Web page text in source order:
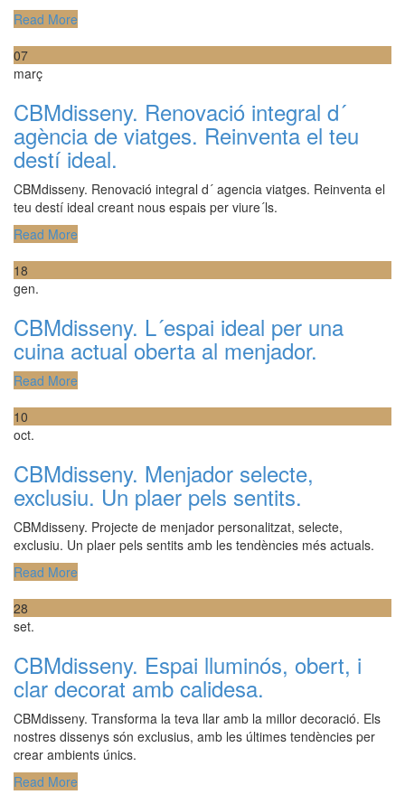
Read More
07
març
CBMdisseny. Renovació integral d´
agència de viatges. Reinventa el teu
destí ideal.
CBMdisseny. Renovació integral d´ agencia viatges. Reinventa el
teu destí ideal creant nous espais per viure´ls.
Read More
18
gen.
CBMdisseny. L´espai ideal per una
cuina actual oberta al menjador.
Read More
10
oct.
CBMdisseny. Menjador selecte,
exclusiu. Un plaer pels sentits.
CBMdisseny. Projecte de menjador personalitzat, selecte,
exclusiu. Un plaer pels sentits amb les tendències més actuals.
Read More
28
set.
CBMdisseny. Espai lluminós, obert, i
clar decorat amb calidesa.
CBMdisseny. Transforma la teva llar amb la millor decoració. Els
nostres dissenys són exclusius, amb les últimes tendències per
crear ambients únics.
Read More